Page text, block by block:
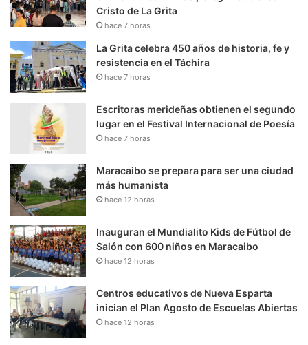
Cristo de La Grita
hace 7 horas
La Grita celebra 450 años de historia, fe y
resistencia en el Táchira
hace 7 horas
Escritoras merideñas obtienen el segundo
lugar en el Festival Internacional de Poesía
hace 7 horas
Maracaibo se prepara para ser una ciudad
más humanista
hace 12 horas
Inauguran el Mundialito Kids de Fútbol de
Salón con 600 niños en Maracaibo
hace 12 horas
Centros educativos de Nueva Esparta
inician el Plan Agosto de Escuelas Abiertas
hace 12 horas